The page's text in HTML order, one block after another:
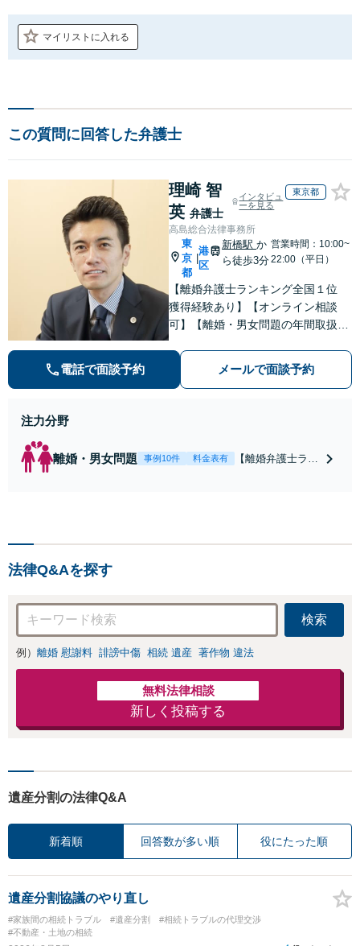
マイリストに入れる
この質問に回答した弁護士
理崎 智
英 弁護士
インタビュ
ーを見る
東京都
高島総合法律事務所
東
京
都
|
港
区
新橋駅か
ら徒歩3分
営業時間：10:00~
22:00（平日）
【離婚弁護士ランキング全国１位
獲得経験あり】【オンライン相談
可】【離婚・男女問題の年間取扱件
き寝入りしたくないという方は是非
ご相談ください。
電話で面談予約 メールで面談予約
注力分野
離婚・男女問題 事例10件 料金表有
【離婚弁護士ラン
で金銭的に満足で
きる解決を目指し
ます。
法律Q&Aを探す
検索
例） 離婚 慰謝料 誹謗中傷 相続 遺産 著作物 違法
無料法律相談
新しく投稿する
遺産分割の法律Q&A
新着順 回答数が多い順 役にたった順
遺産分割協議のやり直し
#家族間の相続トラブル #遺産分割
#相続トラブルの代理交渉
#不動産・土地の相続